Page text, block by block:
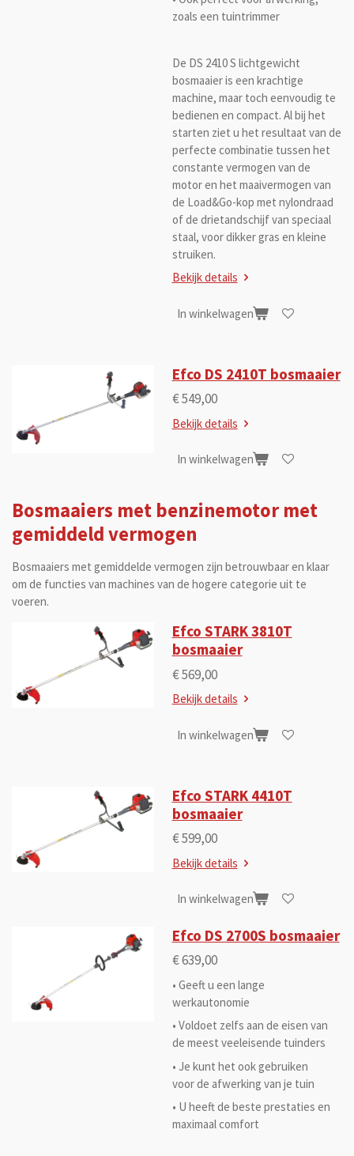
zoals een tuintrimmer
De DS 2410 S lichtgewicht
bosmaaier is een krachtige
machine, maar toch eenvoudig te
bedienen en compact. Al bij het
starten ziet u het resultaat van de
perfecte combinatie tussen het
constante vermogen van de
motor en het maaivermogen van
de Load&Go-kop met nylondraad
of de drietandschijf van speciaal
staal, voor dikker gras en kleine
struiken.
Bekijk details
In winkelwagen
Efco DS 2410T bosmaaier
€ 549,00
Bekijk details
In winkelwagen
Bosmaaiers met benzinemotor met
gemiddeld vermogen
Bosmaaiers met gemiddelde vermogen zijn betrouwbaar en klaar
om de functies van machines van de hogere categorie uit te
voeren.
Efco STARK 3810T
bosmaaier
€ 569,00
Bekijk details
In winkelwagen
Efco STARK 4410T
bosmaaier
€ 599,00
Bekijk details
In winkelwagen
Efco DS 2700S bosmaaier
€ 639,00
• Geeft u een lange
werkautonomie
• Voldoet zelfs aan de eisen van
de meest veeleisende tuinders
• Je kunt het ook gebruiken
voor de afwerking van je tuin
• U heeft de beste prestaties en
maximaal comfort